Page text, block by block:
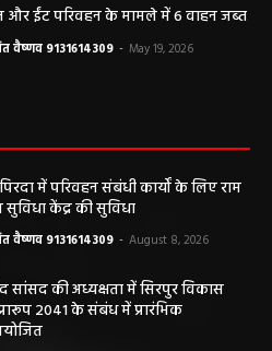
और ईंट परिवहन के मामले में 6 वाहन जब्त
वैष्णव 9131614309 - May 19, 2026
में परिवहन संबंधी कार्यों के लिए राम
सुविधा केंद्र की सुविधा
वैष्णव 9131614309 - August 8, 2026
सांसद की अध्यक्षता में सिरपुर विकास
2041 के संबंध में प्रारंभिक